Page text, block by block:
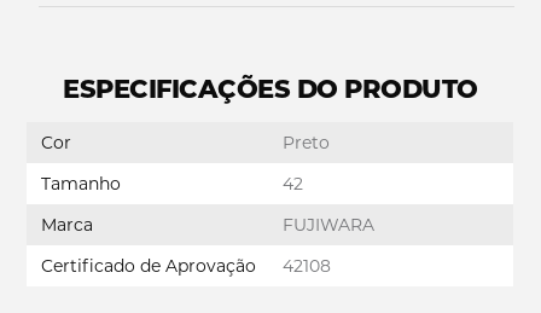
ESPECIFICAÇÕES DO PRODUTO
Cor
Preto
Tamanho
42
Marca
FUJIWARA
Certificado de Aprovação
42108